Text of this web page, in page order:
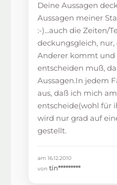
Deine Aussagen
Aussagen meiner
:-)...auch die Zeiten/
deckungsgleich, nur,
Anderer kommt und
entscheiden muß,
Aussagen.In jedem
aus, daß ich mich
entscheide(wohl für
wird nur grad auf
gestellt.
am 16.12.2010
vontin*********